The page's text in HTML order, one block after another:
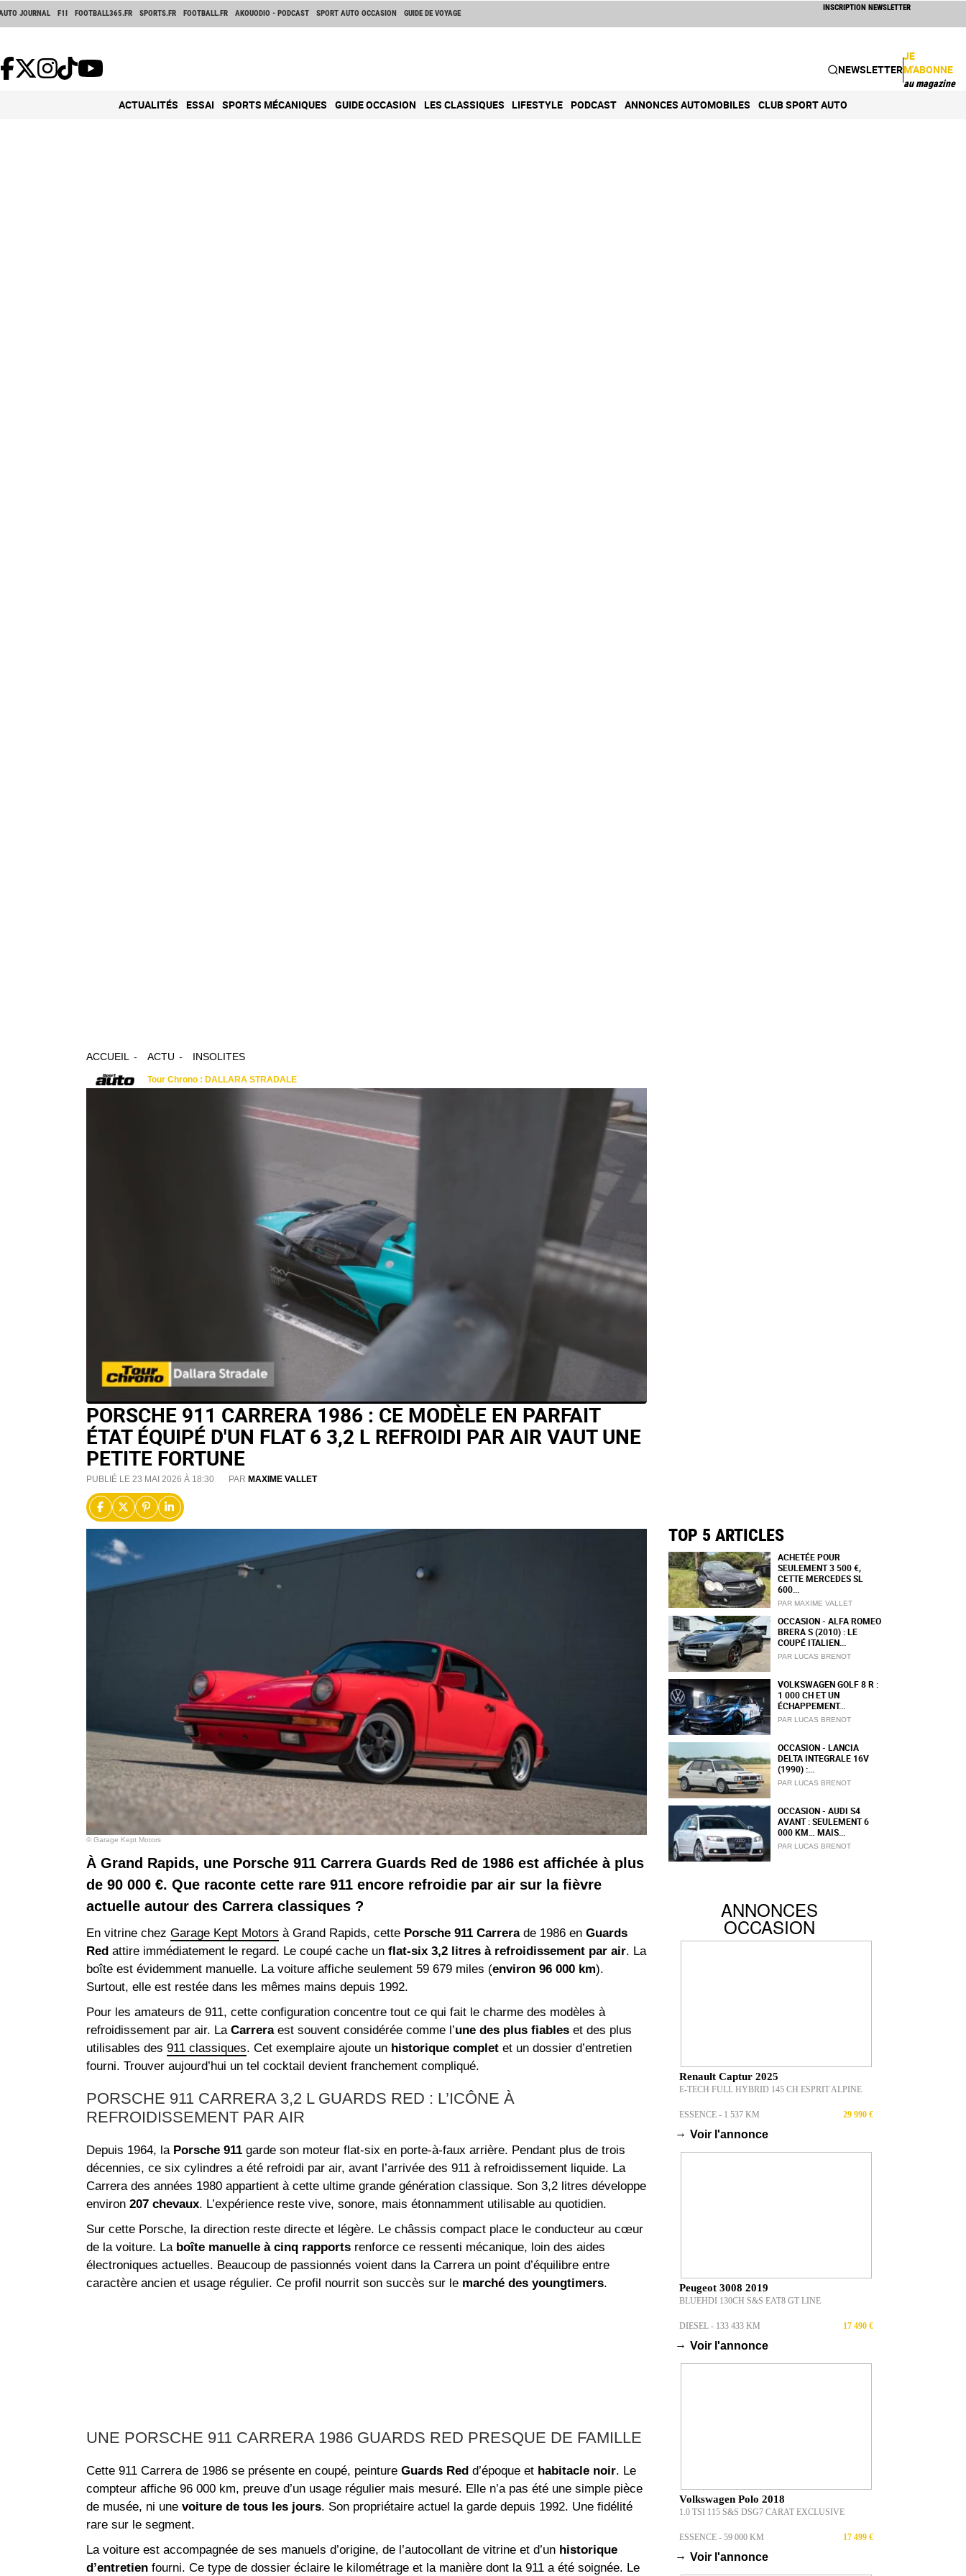
JOURNAL F1I FOOTBALL365.FR SPORTS.FR FOOTBALL.FR AKOUODIO - PODCAST SPORT AUTO OCCASION GUIDE DE VOYAGE
INSCRIPTION NEWSLETTER
NEWSLETTER
JE
M'ABONNE
au magazine
ACTUALITÉS ESSAI SPORTS MÉCANIQUES GUIDE OCCASION LES CLASSIQUES LIFESTYLE PODCAST ANNONCES AUTOMOBILES CLUB SPORT AUTO
ACCUEIL ACTU INSOLITES
PORSCHE 911 CARRERA 1986 : CE MODÈLE EN PARFAIT
ÉTAT ÉQUIPÉ D'UN FLAT 6 3,2 L REFROIDI PAR AIR VAUT UNE
PETITE FORTUNE
PUBLIÉ LE 23 MAI 2026 À 18:30 PAR MAXIME VALLET
© Garage Kept Motors
À Grand Rapids, une Porsche 911 Carrera Guards Red de 1986 est affichée à plus
de 90 000 €. Que raconte cette rare 911 encore refroidie par air sur la fièvre
actuelle autour des Carrera classiques ?
En vitrine chez Garage Kept Motors à Grand Rapids, cette Porsche 911 Carrerade 1986 en Guards
Redattire immédiatement le regard. Le coupé cache un flat-six 3,2 litres à refroidissement par air. La
boîte est évidemment manuelle. La voiture affiche seulement 59 679 miles (environ 96 000 km).
Surtout, elle est restée dans les mêmes mains depuis 1992.
Pour les amateurs de 911, cette configuration concentre tout ce qui fait le charme des modèles à
refroidissement par air. La Carreraest souvent considérée comme l’une des plus fiableset des plus
utilisables des 911 classiques. Cet exemplaire ajoute un historique completet un dossier d’entretien
fourni. Trouver aujourd’hui un tel cocktail devient franchement compliqué.
PORSCHE 911 CARRERA 3,2 L GUARDS RED : L’ICÔNE À
REFROIDISSEMENT PAR AIR
Depuis 1964, la Porsche 911garde son moteur flat-six en porte-à-faux arrière. Pendant plus de trois
décennies, ce six cylindres a été refroidi par air, avant l’arrivée des 911 à refroidissement liquide. La
Carrera des années 1980 appartient à cette ultime grande génération classique. Son 3,2 litres développe
environ 207 chevaux. L’expérience reste vive, sonore, mais étonnamment utilisable au quotidien.
Sur cette Porsche, la direction reste directe et légère. Le châssis compact place le conducteur au cœur
de la voiture. La boîte manuelle à cinq rapportsrenforce ce ressenti mécanique, loin des aides
électroniques actuelles. Beaucoup de passionnés voient dans la Carrera un point d’équilibre entre
caractère ancien et usage régulier. Ce profil nourrit son succès sur le marché des youngtimers.
UNE PORSCHE 911 CARRERA 1986 GUARDS RED PRESQUE DE FAMILLE
Cette 911 Carrera de 1986 se présente en coupé, peinture Guards Redd’époque et habitacle noir. Le
compteur affiche 96 000 km, preuve d’un usage régulier mais mesuré. Elle n’a pas été une simple pièce
de musée, ni une voiture de tous les jours. Son propriétaire actuel la garde depuis 1992. Une fidélité
rare sur le segment.
La voiture est accompagnée de ses manuels d’origine, de l’autocollant de vitrine et d’un historique
d’entretienfourni. Ce type de dossier éclaire le kilométrage et la manière dont la 911 a été soignée. Le
TOP 5 ARTICLES
ACHETÉE POUR
SEULEMENT 3 500 €,
CETTE MERCEDES SL
600...
PAR MAXIME VALLET
OCCASION - ALFA ROMEO
BRERA S (2010) : LE
COUPÉ ITALIEN...
PAR LUCAS BRENOT
VOLKSWAGEN GOLF 8 R :
1 000 CH ET UN
ÉCHAPPEMENT...
PAR LUCAS BRENOT
OCCASION - LANCIA
DELTA INTEGRALE 16V
(1990) :...
PAR LUCAS BRENOT
OCCASION - AUDI S4
AVANT : SEULEMENT 6
000 KM… MAIS...
PAR LUCAS BRENOT
ANNONCES
OCCASION
Renault Captur 2025
E-TECH FULL HYBRID 145 CH ESPRIT ALPINE
ESSENCE - 1 537 KM 29 990 €
→ Voir l'annonce
Peugeot 3008 2019
BLUEHDI 130CH S&S EAT8 GT LINE
DIESEL - 133 433 KM 17 490 €
→ Voir l'annonce
Volkswagen Polo 2018
1.0 TSI 115 S&S DSG7 CARAT EXCLUSIVE
ESSENCE - 59 000 KM 17 499 €
→ Voir l'annonce